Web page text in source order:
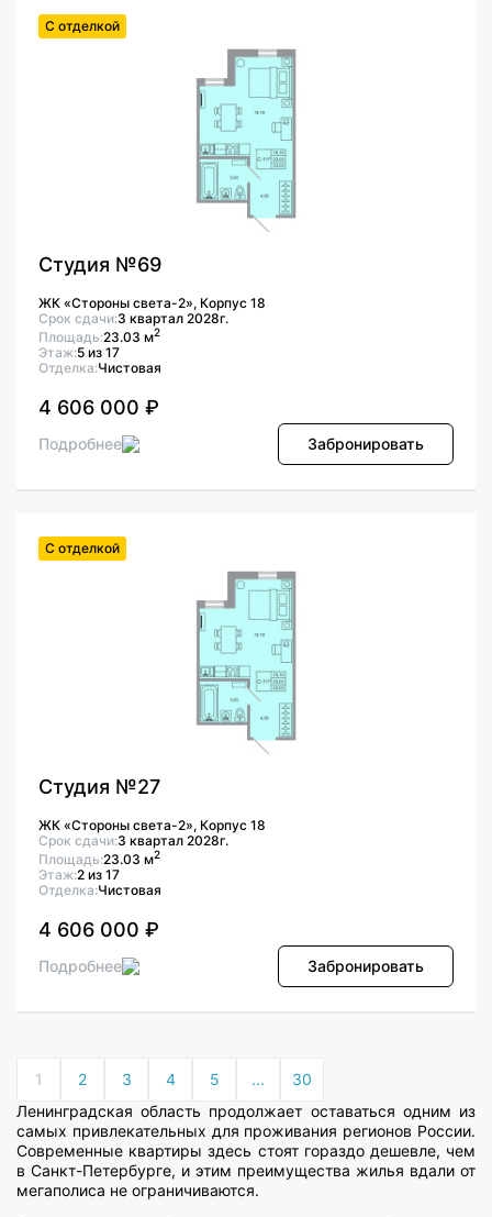
С отделкой
Студия №69
ЖК «Стороны света-2», Корпус 18
Срок сдачи:3 квартал 2028г.
Площадь:23.03 м2
Этаж:5 из 17
Отделка:Чистовая
4 606 000 ₽
Подробнее Забронировать
С отделкой
Студия №27
ЖК «Стороны света-2», Корпус 18
Срок сдачи:3 квартал 2028г.
Площадь:23.03 м2
Этаж:2 из 17
Отделка:Чистовая
4 606 000 ₽
Подробнее Забронировать
1 2 3 4 5 ...
30
Ленинградская область продолжает оставаться одним из
самых привлекательных для проживания регионов России.
Современные квартиры здесь стоят гораздо дешевле, чем
в Санкт-Петербурге, и этим преимущества жилья вдали от
мегаполиса не ограничиваются.